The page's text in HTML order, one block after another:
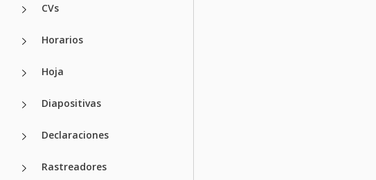
CVs
Horarios
Hoja
Diapositivas
Declaraciones
Rastreadores